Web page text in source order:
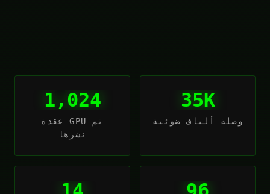
1,024
عقدة GPU تم
نشرها
35K
وصلة ألياف ضوئية